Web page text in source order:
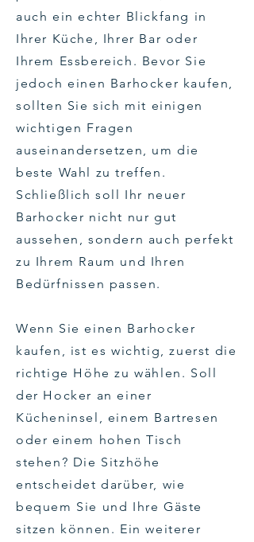
auch ein echter Blickfang in
Ihrer Küche, Ihrer Bar oder
Ihrem Essbereich. Bevor Sie
jedoch einen Barhocker kaufen,
sollten Sie sich mit einigen
wichtigen Fragen
auseinandersetzen, um die
beste Wahl zu treffen.
Schließlich soll Ihr neuer
Barhocker nicht nur gut
aussehen, sondern auch perfekt
zu Ihrem Raum und Ihren
Bedürfnissen passen.
Wenn Sie einen Barhocker
kaufen, ist es wichtig, zuerst die
richtige Höhe zu wählen. Soll
der Hocker an einer
Kücheninsel, einem Bartresen
oder einem hohen Tisch
stehen? Die Sitzhöhe
entscheidet darüber, wie
bequem Sie und Ihre Gäste
sitzen können. Ein weiterer